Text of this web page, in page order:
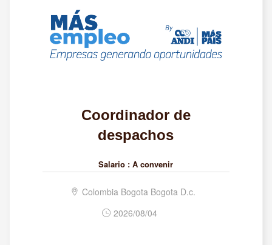
Coordinador de
despachos
Salario : A convenir
Colombia Bogota Bogota D.c.
2026/08/04